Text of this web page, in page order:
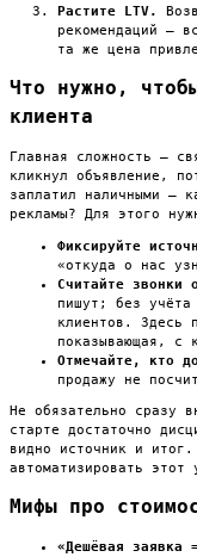
Растите LTV.
рекомендаций —
та же цена
Что нужно,
клиента
Главная сложность —
кликнул объявление,
заплатил наличными —
рекламы? Для этого
Фиксируйте
«откуда о нас
Считайте звонки
пишут; без учёта
клиентов. Здесь
показывающая, с
Отмечайте, кто
продажу не
Не обязательно сразу
старте достаточно
видно источник и
автоматизировать этот
Мифы про
«Дешёвая заявка